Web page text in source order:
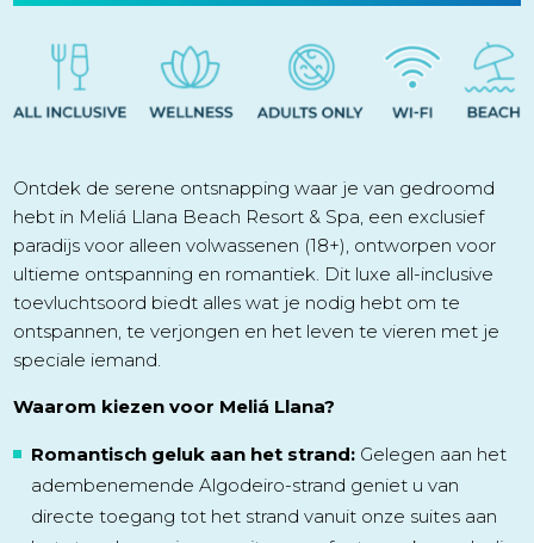
Ontdek de serene ontsnapping waar je van gedroomd
hebt in Meliá Llana Beach Resort & Spa, een exclusief
paradijs voor alleen volwassenen (18+), ontworpen voor
ultieme ontspanning en romantiek. Dit luxe all-inclusive
toevluchtsoord biedt alles wat je nodig hebt om te
ontspannen, te verjongen en het leven te vieren met je
speciale iemand.
Waarom kiezen voor Meliá Llana?
Romantisch geluk aan het strand: Gelegen aan het
adembenemende Algodeiro-strand geniet u van
directe toegang tot het strand vanuit onze suites aan